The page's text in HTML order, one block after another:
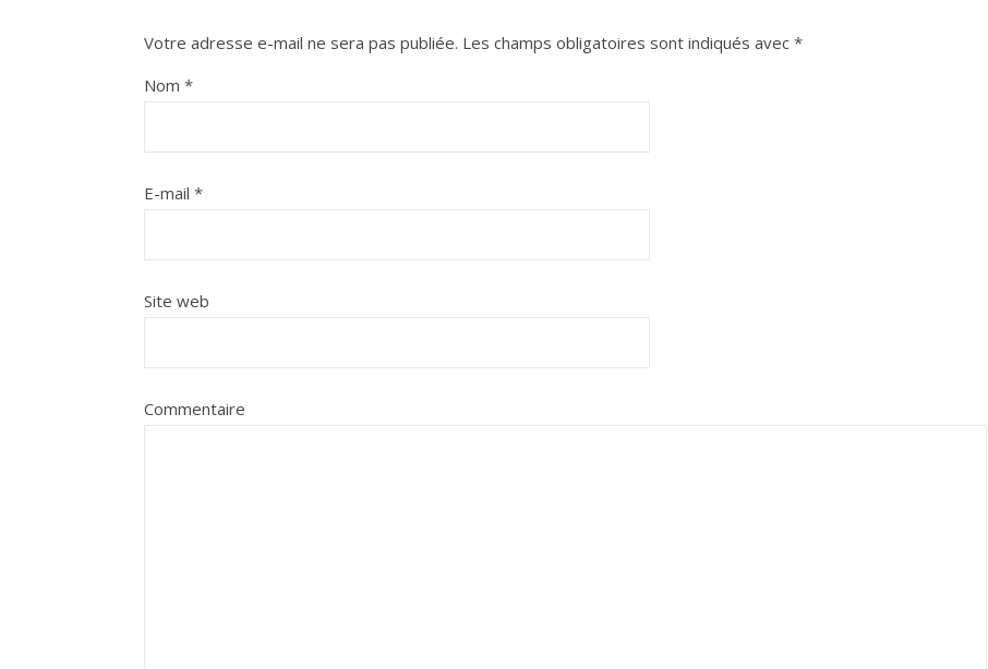
Votre adresse e-mail ne sera pas publiée. Les champs obligatoires sont indiqués avec *
Nom *
E-mail *
Site web
Commentaire